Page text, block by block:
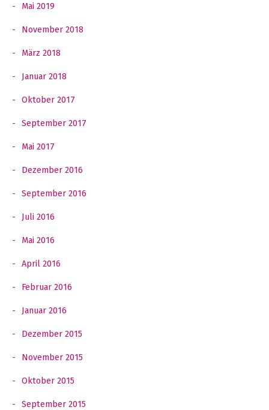
Mai 2019
November 2018
März 2018
Januar 2018
Oktober 2017
September 2017
Mai 2017
Dezember 2016
September 2016
Juli 2016
Mai 2016
April 2016
Februar 2016
Januar 2016
Dezember 2015
November 2015
Oktober 2015
September 2015